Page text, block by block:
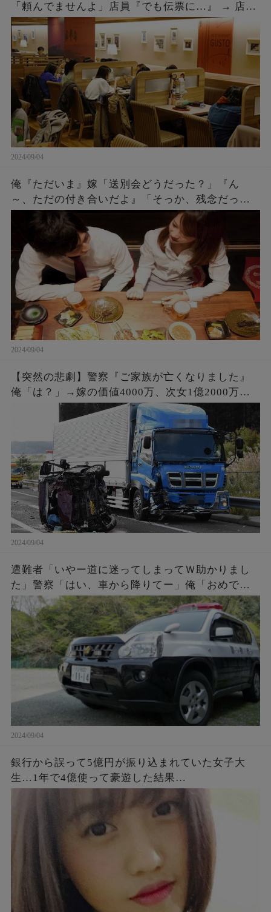
「頼んでませんよ」店員『でも伝票に…』 → 店員
『５２００円です』私「は？」店員『伝票に～』
→ 結果…
2024/09/04
俺『ただいま』嫁「送別会どうだった？」『ん
～、ただの付き合いだよ』「そっか、残念だった
ね。何度もチャンスをあげたのに^^」『え？』 →
実は・・・
2024/09/04
【突然の悲劇】警察『ご家族が亡くなりました』
俺「は？」→嫁の価値4000万、次女1億2000万。
事故で6人の家族と引換えに大金GET。俺「会社辞
めさせて貰うわ」
2024/09/04
遭難者「いやー道に迷ってしまってＷ助かりまし
た」警察「はい、車から降りてー」俺「おめでと
う。これであんたらも前科一犯だな。罰金50万払
ってね」遭難者「えっ！」
2024/09/04
銀行から誤って5億円が振り込まれていた女子大
生…1年で4億使って豪遊した結果…